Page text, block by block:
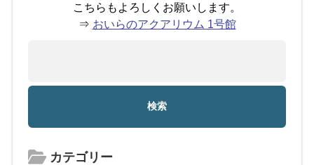
こちらもよろしくお願いします。
⇒ おいらのアクアリウム 1号館
カテゴリー